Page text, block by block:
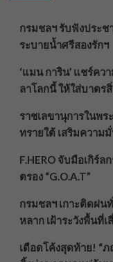
กรมชลฯ รับฟังประ
ระบายน้ำศรีสองรักฯ
‘แมน การิน’ แชร์คว
ลาโลกนี้ ให้ใส่บาตร
ราชเลขานุการในพ
ทรายใต้ เสริมความ
F.HERO จับมือเกิร์ล
ตรอง “G.O.A.T”
กรมชลฯ เกาะติดฝน
หลาก เฝ้าระวังพื้นที่เ
เดือดโค้งสุดท้าย! “ภ